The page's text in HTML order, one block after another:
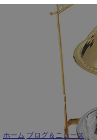
ビジネスに
ホーム ブログ＆ニュース/